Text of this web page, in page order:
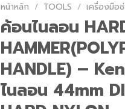
หน้าหลัก / TOOLS / เครื่องมือ
ค้อนไนลอน
HANDLE) –
ไนลอน 44mm